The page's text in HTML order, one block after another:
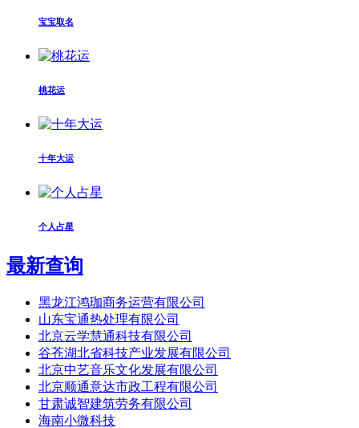
宝宝取名
桃花运
十年大运
个人占星
最新查询
黑龙江鸿珈商务运营有限公司
山东宝通热处理有限公司
北京云学慧通科技有限公司
谷苍湖北省科技产业发展有限公司
北京中艺音乐文化发展有限公司
北京顺通意达市政工程有限公司
甘肃诚智建筑劳务有限公司
海南小微科技